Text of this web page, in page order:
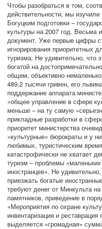
Чтобы разобраться в том,
действительности, мы
Богуцким подготовки –
культуры на 2007 год. Весьма
документ. Уже первые цифры
игнорирования приоритетных
туризма. Не удивительно, что
богатой на
общем, объективно
489,2 тысячи гривен, его
поддержание аппарата
«общее управление в сфере
меньше – на ту самую
прикладные разработки в
приоритет министерства
«культурные» бюрократы и у
любимых, туристическим
катастрофически не хватает
туризм – проблемы
иностранцев». Не
приезжать богатые
требуют денег от Минкульта
памятников, приведение в
«Мероприятия по охране
инвентаризация и
выделяется «громадная»